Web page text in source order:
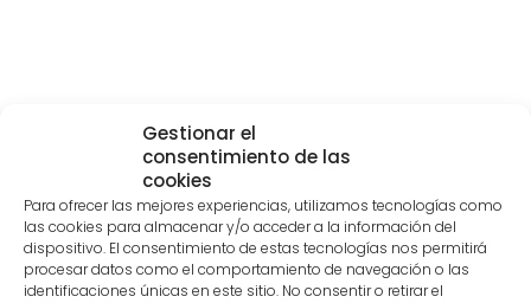
Gestionar el
consentimiento de las
cookies
Para ofrecer las mejores experiencias, utilizamos tecnologías como
las cookies para almacenar y/o acceder a la información del
dispositivo. El consentimiento de estas tecnologías nos permitirá
procesar datos como el comportamiento de navegación o las
identificaciones únicas en este sitio. No consentir o retirar el
Lo siento, debes estarconectadopara publicar un
comentario.